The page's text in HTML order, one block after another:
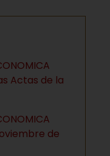
Actas de la
de